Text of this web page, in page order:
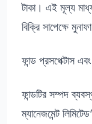
টাকা। এই মূল্য
বিক্রি সাপেক্ষে
ফান্ড প্রসপেক্টাস
ফান্ডটির সম্পদ
ম্যানেজমেন্ট